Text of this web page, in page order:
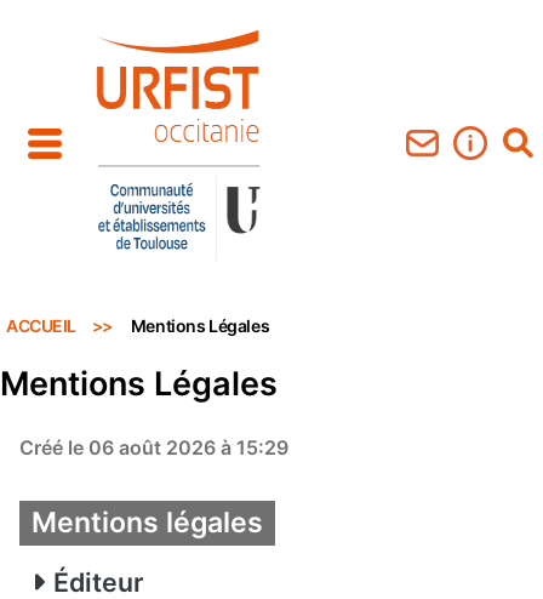
ACCUEIL Mentions Légales
Mentions Légales
Créé le 06 août 2026 à 15:29
Mentions légales
Éditeur